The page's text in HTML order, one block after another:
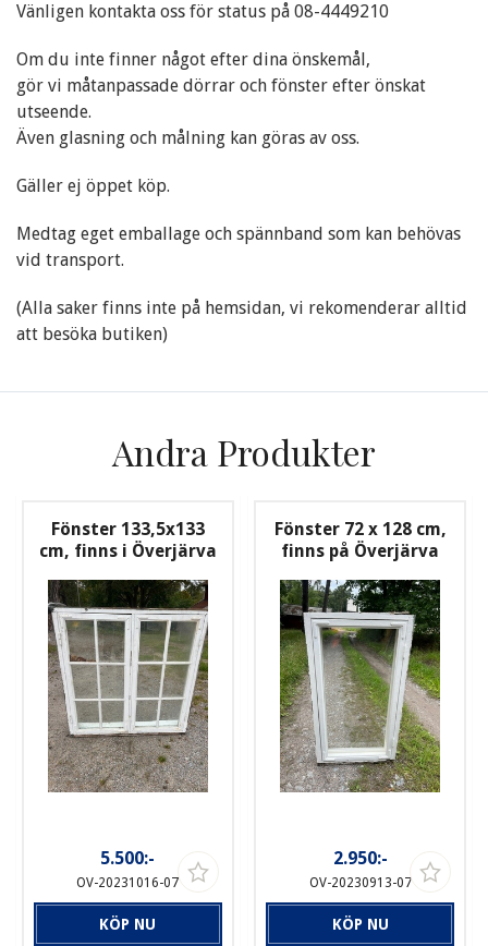
Vänligen kontakta oss för status på 08-4449210
Om du inte finner något efter dina önskemål,
gör vi måtanpassade dörrar och fönster efter önskat
utseende.
Även glasning och målning kan göras av oss.
Gäller ej öppet köp.
Medtag eget emballage och spännband som kan behövas
vid transport.
(Alla saker finns inte på hemsidan, vi rekomenderar alltid
att besöka butiken)
Andra Produkter
Fönster 133,5x133
cm, finns i Överjärva
5.500:-
OV-20231016-07
KÖP NU
Fönster 72 x 128 cm,
finns på Överjärva
2.950:-
OV-20230913-07
KÖP NU